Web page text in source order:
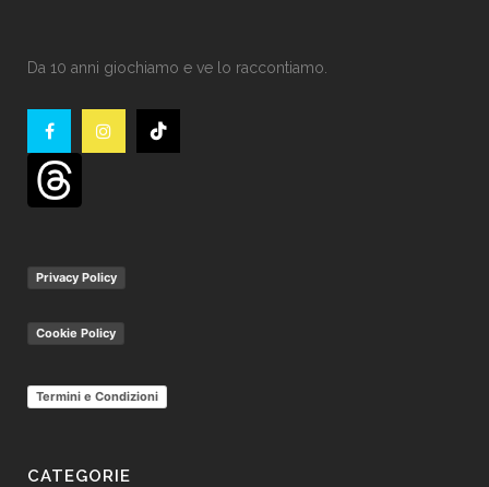
Da 10 anni giochiamo e ve lo raccontiamo.
Privacy Policy
Cookie Policy
Termini e Condizioni
CATEGORIE